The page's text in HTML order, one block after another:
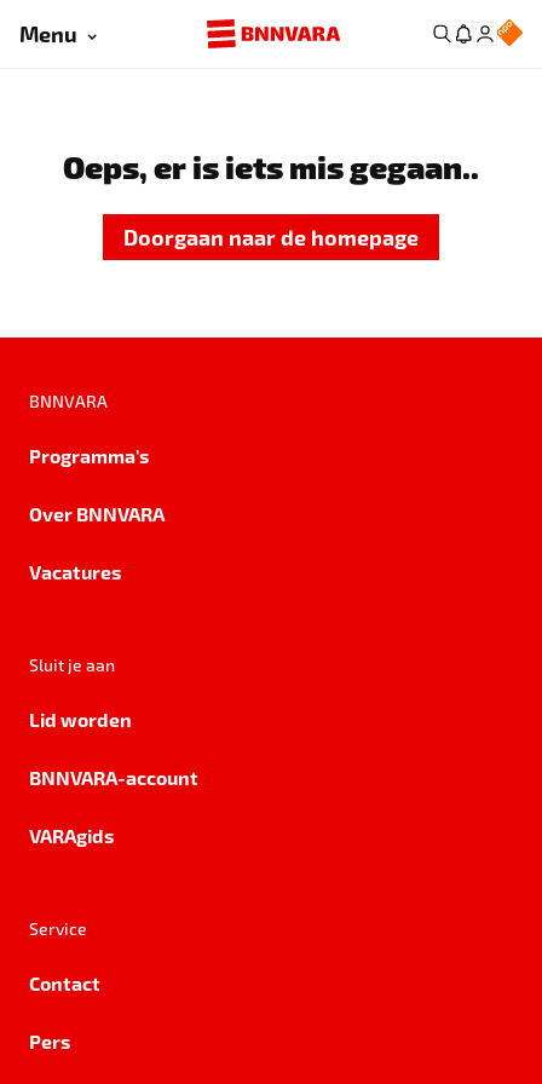
Menu
Oeps, er is iets mis gegaan..
Doorgaan naar de homepage
BNNVARA
Programma's
Over BNNVARA
Vacatures
Sluit je aan
Lid worden
BNNVARA-account
VARAgids
Service
Contact
Pers